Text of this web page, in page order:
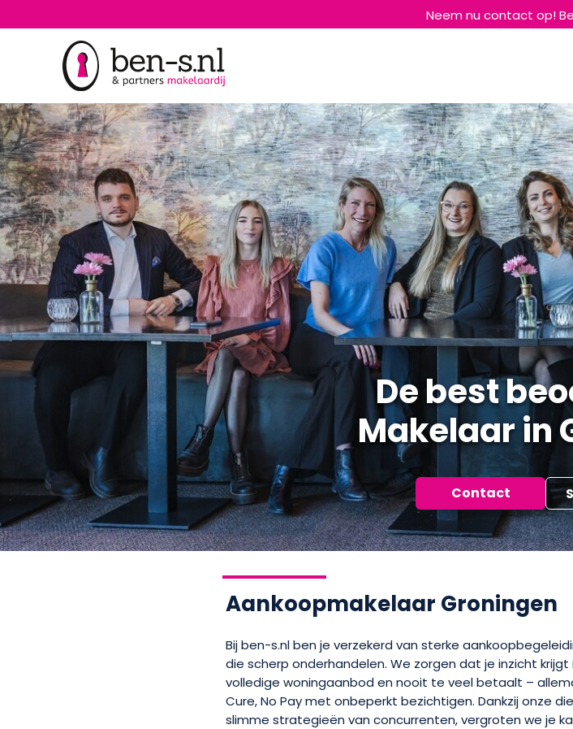
Neem nu contact op!
De best
Makelaar in
Contact
Aankoopmakelaar Groningen
Bij ben-s.nl ben je verzekerd van sterke
die scherp onderhandelen. We zorgen dat je inzicht
volledige woningaanbod en nooit te veel betaalt –
Cure, No Pay met onbeperkt bezichtigen. Dankzij onze
slimme strategieën van concurrenten, vergroten we je